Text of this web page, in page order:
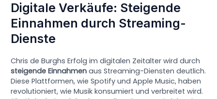
Digitale Verkäufe: Steigende
Einnahmen durch Streaming-
Dienste
Chris de Burghs Erfolg im digitalen Zeitalter wird durch
steigende Einnahmen aus Streaming-Diensten deutlich.
Diese Plattformen, wie Spotify und Apple Music, haben
revolutioniert, wie Musik konsumiert und verbreitet wird.